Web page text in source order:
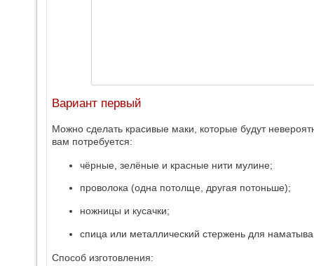
Вариант первый
Можно сделать красивые маки, которые будут
вам потребуется:
чёрные, зелёные и красные нити мулине;
проволока (одна потолще, другая потоньше);
ножницы и кусачки;
спица или металлический стержень для
Способ изготовления: